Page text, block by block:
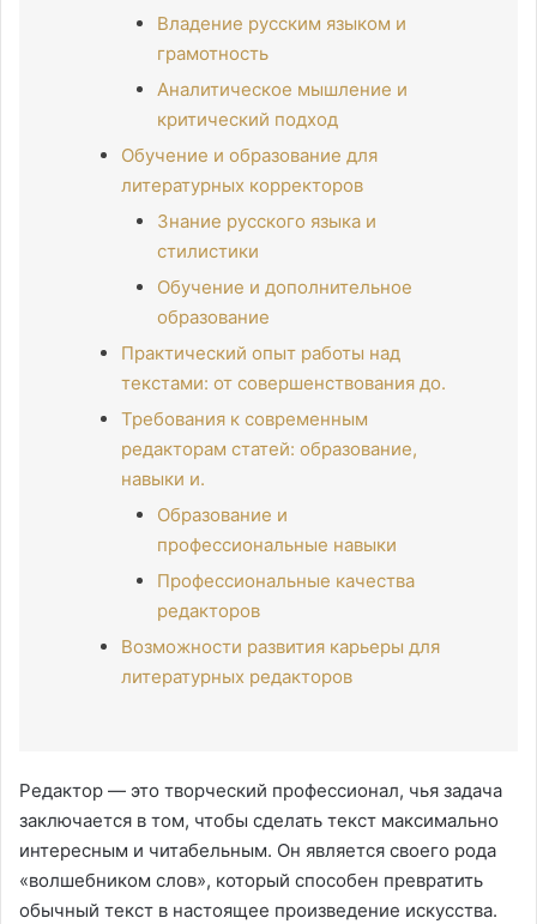
Владение русским языком и
грамотность
Аналитическое мышление и
критический подход
Обучение и образование для
литературных корректоров
Знание русского языка и
стилистики
Обучение и дополнительное
образование
Практический опыт работы над
текстами: от совершенствования до.
Требования к современным
редакторам статей: образование,
навыки и.
Образование и
профессиональные навыки
Профессиональные качества
редакторов
Возможности развития карьеры для
литературных редакторов
Редактор — это творческий профессионал, чья задача
заключается в том, чтобы сделать текст максимально
интересным и читабельным. Он является своего рода
«волшебником слов», который способен превратить
обычный текст в настоящее произведение искусства.